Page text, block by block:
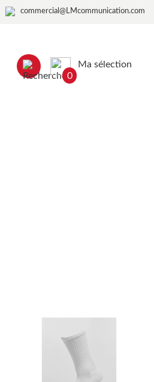
commercial@LMcommunication.com
0
Ma sélection